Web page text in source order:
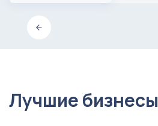
Лучшие бизнесы